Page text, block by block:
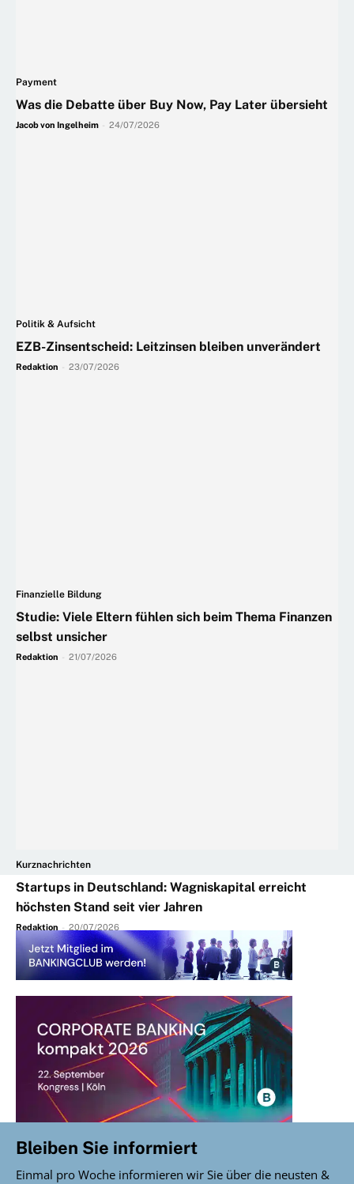
Payment
Was die Debatte über Buy Now, Pay Later übersieht
Jacob von Ingelheim 24/07/2026
Politik & Aufsicht
EZB-Zinsentscheid: Leitzinsen bleiben unverändert
Redaktion 23/07/2026
Finanzielle Bildung
Studie: Viele Eltern fühlen sich beim Thema Finanzen
selbst unsicher
Redaktion 21/07/2026
Kurznachrichten
Startups in Deutschland: Wagniskapital erreicht
höchsten Stand seit vier Jahren
Redaktion - 20/07/2026
Bleiben Sie informiert
Einmal pro Woche informieren wir Sie über die neusten &